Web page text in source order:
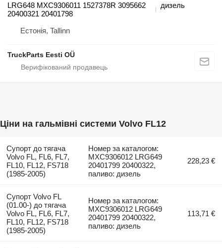
LRG648 MXC9306011 1527378R 3095662
20400321 20401798
дизель
Естонія, Tallinn
TruckParts Eesti OÜ
Ціни на гальмівні системи Volvo FL12
Супорт до тягача
Volvo FL, FL6, FL7,
FL10, FL12, FS718
(1985-2005)
Номер за каталогом:
MXC9306012 LRG649
20401799 20400322,
паливо: дизель
228,23 €
Супорт Volvo FL
(01.00-) до тягача
Volvo FL, FL6, FL7,
FL10, FL12, FS718
(1985-2005)
Номер за каталогом:
MXC9306012 LRG649
20401799 20400322,
паливо: дизель
113,71 €